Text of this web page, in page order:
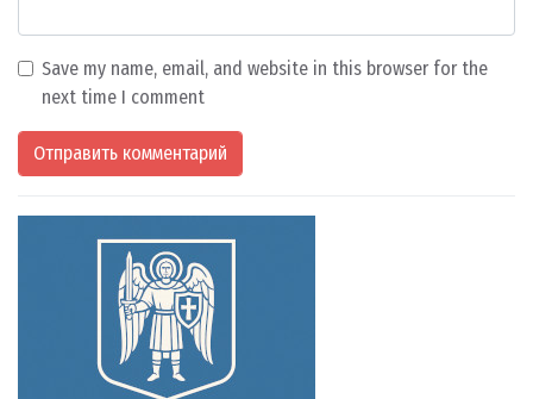
Save my name, email, and website in this browser for the
next time I comment